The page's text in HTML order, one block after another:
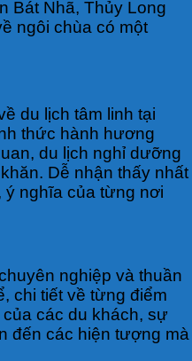
Bát Nhã, Thủy Long
ngôi chùa có một
du lịch tâm linh tại
thức hành hương
du lịch nghỉ dưỡng
Dễ nhận thấy nhất
ý nghĩa của từng nơi
nghiệp và thuần
chi tiết về từng điểm
các du khách, sự
đến các hiện tượng mà